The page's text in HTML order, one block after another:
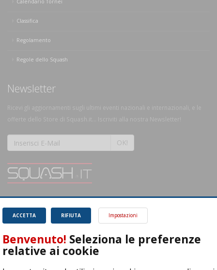
Calendario Tornei
Classifica
Regolamento
Regole dello Squash
Newsletter
Ricevi gli aggiornamenti sugli ultimi eventi nazionali e internazionali, e le
offerte dello Store di Squash.it... Iscriviti alla nostra Newsletter!
OK!
SQUASH.it: Il punto di riferimento quotidiano per tutti gli amanti di questo
magnifico sport.
Leggi
RIFIUTA
ACCETTA Impostazioni
Benvenuto! Seleziona le preferenze
relative ai cookie